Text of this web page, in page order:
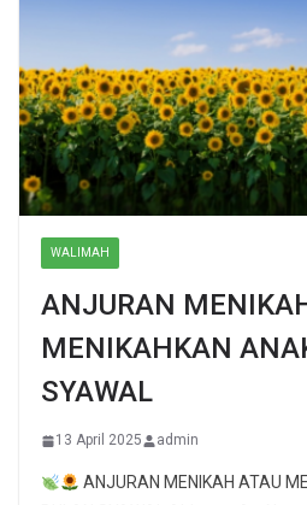
WALIMAH
ANJURAN
MENIKAHKAN
SYAWAL
13 April 2025 admin
ANJURAN MENIKAH ATAU